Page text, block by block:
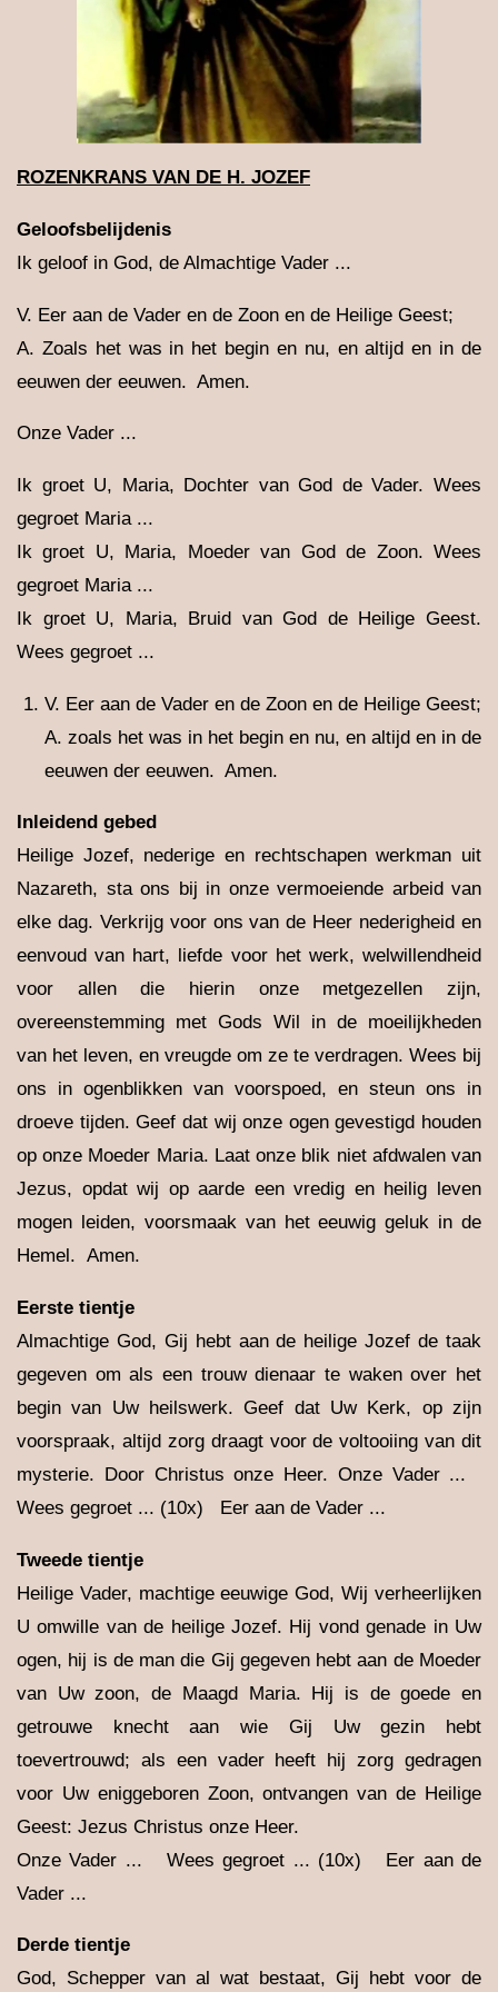
ROZENKRANS VAN DE H. JOZEF
Geloofsbelijdenis
Ik geloof in God, de Almachtige Vader ...
V. Eer aan de Vader en de Zoon en de Heilige Geest;
A. Zoals het was in het begin en nu, en altijd en in de
eeuwen der eeuwen. Amen.
Onze Vader ...
Ik groet U, Maria, Dochter van God de Vader. Wees
gegroet Maria ...
Ik groet U, Maria, Moeder van God de Zoon. Wees
gegroet Maria ...
Ik groet U, Maria, Bruid van God de Heilige Geest.
Wees gegroet ...
V. Eer aan de Vader en de Zoon en de Heilige Geest;
A. zoals het was in het begin en nu, en altijd en in de
eeuwen der eeuwen. Amen.
Inleidend gebed
Heilige Jozef, nederige en rechtschapen werkman uit
Nazareth, sta ons bij in onze vermoeiende arbeid van
elke dag. Verkrijg voor ons van de Heer nederigheid en
eenvoud van hart, liefde voor het werk, welwillendheid
voor allen die hierin onze metgezellen zijn,
overeenstemming met Gods Wil in de moeilijkheden
van het leven, en vreugde om ze te verdragen. Wees bij
ons in ogenblikken van voorspoed, en steun ons in
droeve tijden. Geef dat wij onze ogen gevestigd houden
op onze Moeder Maria. Laat onze blik niet afdwalen van
Jezus, opdat wij op aarde een vredig en heilig leven
mogen leiden, voorsmaak van het eeuwig geluk in de
Hemel. Amen.
Eerste tientje
Almachtige God, Gij hebt aan de heilige Jozef de taak
gegeven om als een trouw dienaar te waken over het
begin van Uw heilswerk. Geef dat Uw Kerk, op zijn
voorspraak, altijd zorg draagt voor de voltooiing van dit
mysterie. Door Christus onze Heer. Onze Vader ...
Wees gegroet ... (10x) Eer aan de Vader ...
Tweede tientje
Heilige Vader, machtige eeuwige God, Wij verheerlijken
U omwille van de heilige Jozef. Hij vond genade in Uw
ogen, hij is de man die Gij gegeven hebt aan de Moeder
van Uw zoon, de Maagd Maria. Hij is de goede en
getrouwe knecht aan wie Gij Uw gezin hebt
toevertrouwd; als een vader heeft hij zorg gedragen
voor Uw eniggeboren Zoon, ontvangen van de Heilige
Geest: Jezus Christus onze Heer.
Onze Vader ... Wees gegroet ... (10x) Eer aan de
Vader ...
Derde tientje
God, Schepper van al wat bestaat, Gij hebt voor de